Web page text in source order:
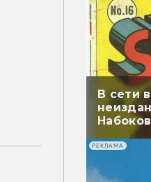
В сети
РЕКЛАМА